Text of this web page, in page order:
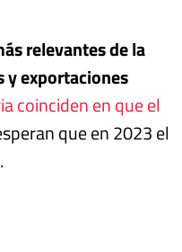
relevantes de la
y exportaciones
coinciden en que el
que en 2023 el